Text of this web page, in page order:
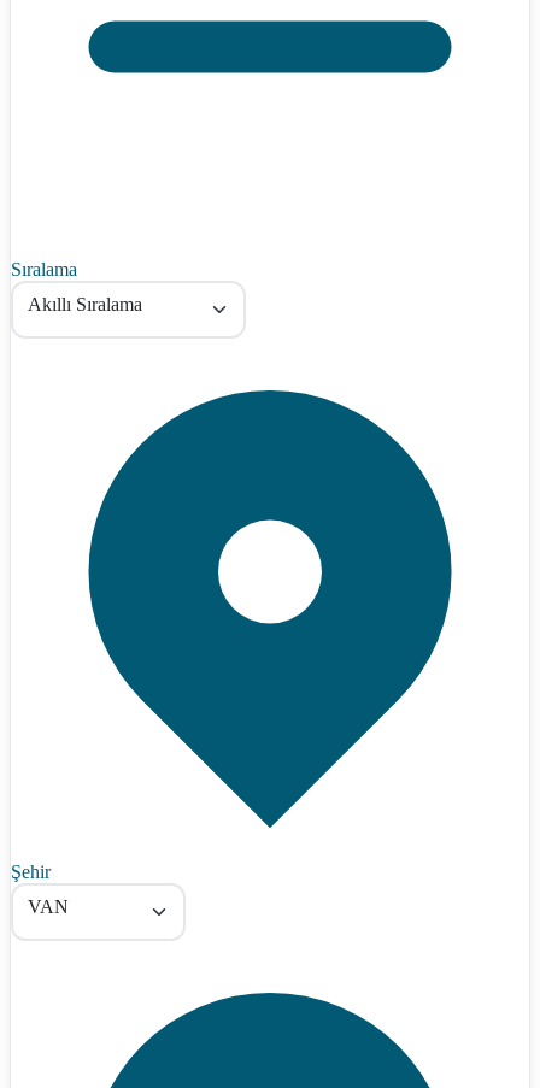
Sıralama
Akıllı Sıralama
Şehir
VAN